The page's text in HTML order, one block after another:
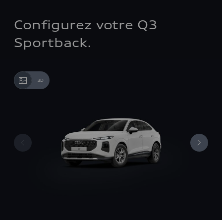
Configurez votre Q3
Sportback.